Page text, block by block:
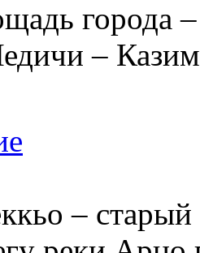
города
–
–